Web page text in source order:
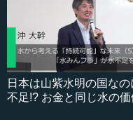
日本は山紫水明の国なの
不足!? お金と同じ水の価